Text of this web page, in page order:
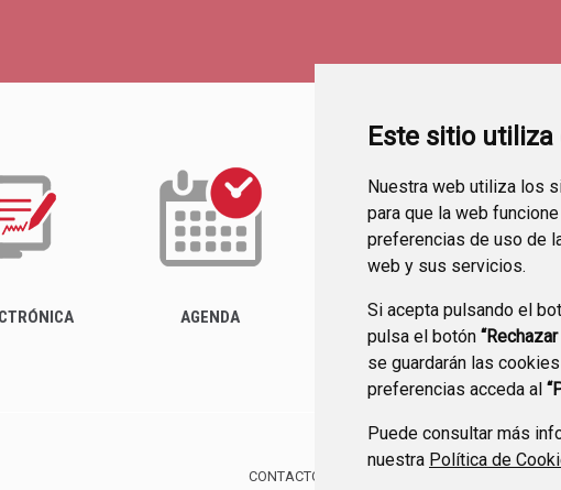
Este sitio
Nuestra web utiliza los
para que la web
preferencias de uso de
web y sus servicios.
Si acepta pulsando el
pulsa el botón
se guardarán las
preferencias acceda al
Puede consultar más
nuestra Política de
AGENDA ACTUALIDAD
CONTACTO